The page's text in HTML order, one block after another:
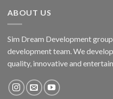
ABOUT US
Sim Dream Development
development team. We
quality, innovative and